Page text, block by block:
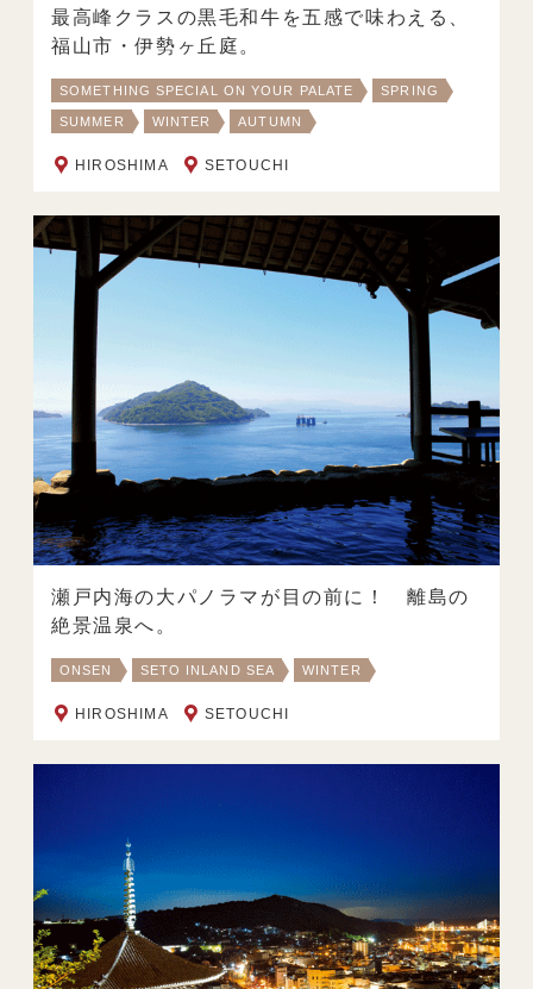
最高峰クラスの黒毛和牛を五感で味わえる、
福山市・伊勢ヶ丘庭。
SOMETHING SPECIAL ON YOUR PALATE SPRING
SUMMER WINTER AUTUMN
HIROSHIMA SETOUCHI
瀬戸内海の大パノラマが目の前に！ 離島の
絶景温泉へ。
ONSEN SETO INLAND SEA WINTER
HIROSHIMA SETOUCHI